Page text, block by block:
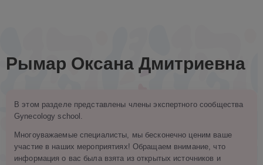
Рымар Оксана Дмитриевна
В этом разделе представлены члены экспертного сообщества
Gynecology school.
Многоуважаемые специалисты, мы бесконечно ценим ваше
участие в наших мероприятиях! Обращаем внимание, что
информация о вас была взята из открытых источников и